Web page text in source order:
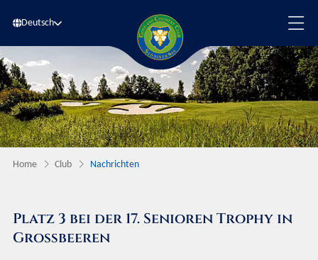
Deutsch
Home Club Nachrichten
Platz 3 bei der 17. Senioren Trophy in
Großbeeren